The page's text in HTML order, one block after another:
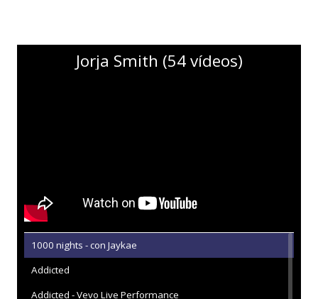
Jorja Smith (54 vídeos)
1000 nights - con Jaykae
Addicted
Addicted - Vevo Live Performance